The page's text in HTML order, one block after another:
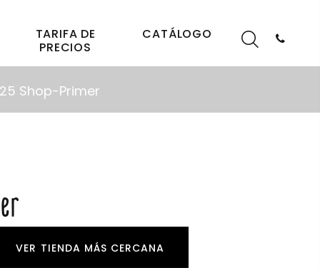
TARIFA DE
PRECIOS
CATÁLOGO
Shop-Primer
VER TIENDA MÁS CERCANA